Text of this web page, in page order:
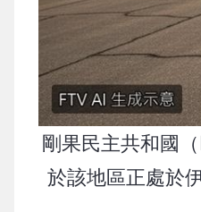
剛果民主共和國
於該地區正處於